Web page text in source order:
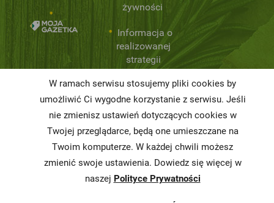
żywności
Informacja o
realizowanej
strategii
podatkowej
Karty
charakterystyki
Butelkomaty
W ramach serwisu stosujemy pliki cookies by
umożliwić Ci wygodne korzystanie z serwisu. Jeśli
nie zmienisz ustawień dotyczących cookies w
Twojej przeglądarce, będą one umieszczane na
Twoim komputerze. W każdej chwili możesz
zmienić swoje ustawienia. Dowiedz się więcej w
naszej Polityce Prywatności